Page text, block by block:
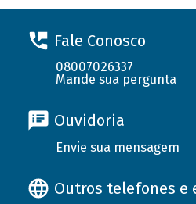
Fale Conosco
08007026337
Mande sua pergunta
Ouvidoria
Envie sua mensagem
Outros telefones e